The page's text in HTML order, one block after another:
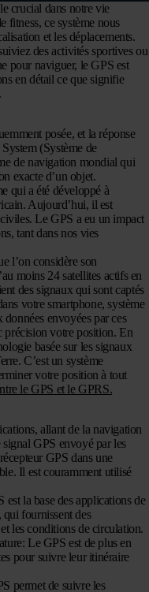
crucial dans notre vie
fitness, ce système nous
et les déplacements.
des activités sportives ou
pour naviguer, le GPS est
en détail ce que signifie
posée, et la réponse
(Système de
de navigation mondial qui
exacte d’un objet.
qui a été développé à
Aujourd’hui, il est
Le GPS a eu un impact
tant dans nos vies
l’on considère son
moins 24 satellites actifs en
des signaux qui sont captés
votre smartphone, système
données envoyées par ces
précision votre position. En
basée sur les signaux
C’est un système
votre position à tout
le GPS et le GPRS.
allant de la navigation
GPS envoyé par les
GPS dans une
Il est couramment utilisé
est la base des applications de
fournissent des
les conditions de circulation.
Le GPS est de plus en
pour suivre leur itinéraire
permet de suivre les